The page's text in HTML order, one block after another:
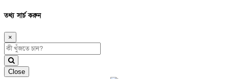
তথ্য সার্চ করুন
×
Close